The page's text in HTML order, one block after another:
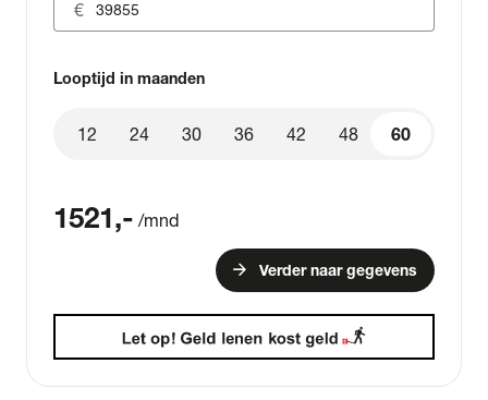
Looptijd in maanden
60
12 24 30 36 42 48 60
1521,- /mnd
arrow_forward Verder naar gegevens